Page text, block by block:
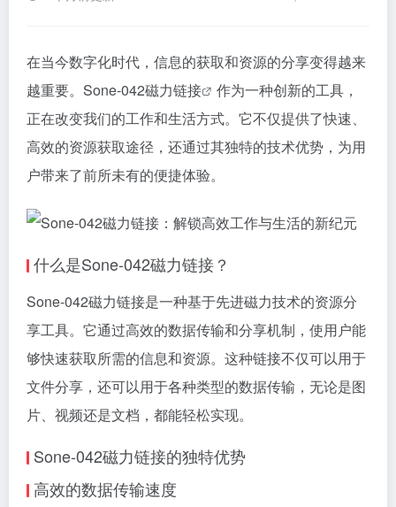
在当今数字化时代，信息的获取和资源的分享变得越来
越重要。Sone-042磁力链接
作为一种创新的工具，
正在改变我们的工作和生活方式。它不仅提供了快速、
高效的资源获取途径，还通过其独特的技术优势，为用
户带来了前所未有的便捷体验。
什么是Sone-042磁力链接？
Sone-042磁力链接是一种基于先进磁力技术的资源分
享工具。它通过高效的数据传输和分享机制，使用户能
够快速获取所需的信息和资源。这种链接不仅可以用于
文件分享，还可以用于各种类型的数据传输，无论是图
片、视频还是文档，都能轻松实现。
Sone-042磁力链接的独特优势
高效的数据传输速度